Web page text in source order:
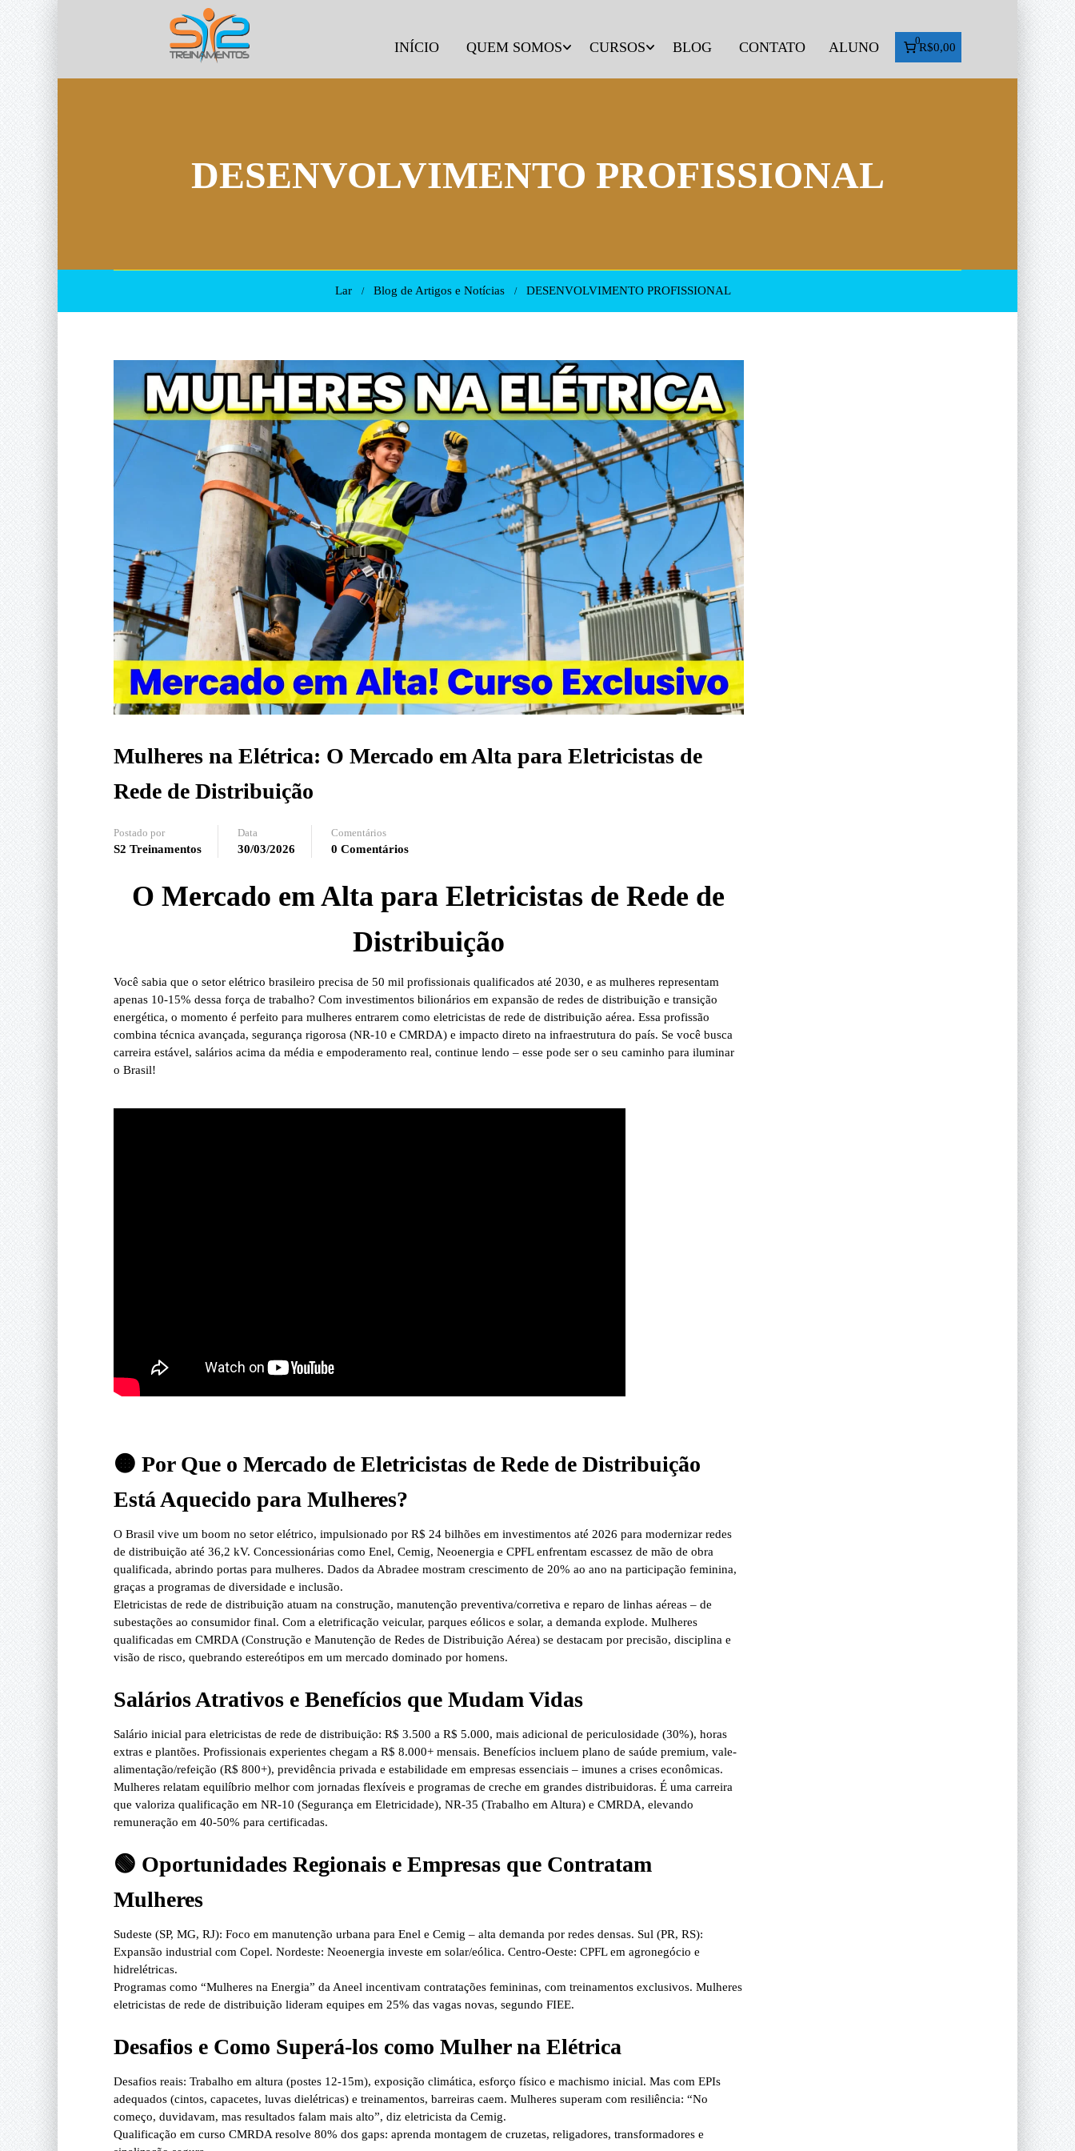
INÍCIO QUEM SOMOS CURSOS BLOG CONTATO ALUNO 0
R$0,00
DESENVOLVIMENTO PROFISSIONAL
Lar Blog de Artigos e Notícias DESENVOLVIMENTO PROFISSIONAL
Mulheres na Elétrica: O Mercado em Alta para Eletricistas de
Rede de Distribuição
Postado por
S2 Treinamentos
Data
30/03/2026
Comentários
0 Comentários
O Mercado em Alta para Eletricistas de Rede de
Distribuição
Você sabia que o setor elétrico brasileiro precisa de 50 mil profissionais qualificados até 2030, e as mulheres representam
apenas 10-15% dessa força de trabalho? Com investimentos bilionários em expansão de redes de distribuição e transição
energética, o momento é perfeito para mulheres entrarem como eletricistas de rede de distribuição aérea. Essa profissão
combina técnica avançada, segurança rigorosa (NR-10 e CMRDA) e impacto direto na infraestrutura do país. Se você busca
carreira estável, salários acima da média e empoderamento real, continue lendo – esse pode ser o seu caminho para iluminar
o Brasil!
🟠 Por Que o Mercado de Eletricistas de Rede de Distribuição
Está Aquecido para Mulheres?
O Brasil vive um boom no setor elétrico, impulsionado por R$ 24 bilhões em investimentos até 2026 para modernizar redes
de distribuição até 36,2 kV. Concessionárias como Enel, Cemig, Neoenergia e CPFLenfrentam escassez de mão de obra
qualificada, abrindo portas para mulheres. Dados da Abradee mostram crescimento de 20% ao ano na participação feminina,
graças a programas de diversidade e inclusão.
Eletricistas de rede de distribuição atuam na construção, manutenção preventiva/corretiva e reparo de linhas aéreas – de
subestações ao consumidor final. Com a eletrificação veicular, parques eólicos e solar, a demanda explode. Mulheres
qualificadas em CMRDA (Construção e Manutenção de Redes de Distribuição Aérea) se destacam por precisão, disciplina e
visão de risco, quebrando estereótipos em um mercado dominado por homens.
Salários Atrativos e Benefícios que Mudam Vidas
Salário inicial para eletricistas de rede de distribuição: R$ 3.500 a R$ 5.000, mais adicional de periculosidade (30%), horas
extras e plantões. Profissionais experientes chegam a R$ 8.000+ mensais. Benefícios incluem plano de saúde premium, vale-
alimentação/refeição (R$ 800+), previdência privada e estabilidade em empresas essenciais – imunes a crises econômicas.
Mulheres relatam equilíbrio melhor com jornadas flexíveis e programas de creche em grandes distribuidoras. É uma carreira
que valoriza qualificação em NR-10 (Segurança em Eletricidade), NR-35 (Trabalho em Altura) e CMRDA, elevando
remuneração em 40-50% para certificadas.
🟢 Oportunidades Regionais e Empresas que Contratam
Mulheres
Sudeste (SP, MG, RJ): Foco em manutenção urbana para Enel e Cemig – alta demanda por redes densas. Sul (PR, RS):
Expansão industrial com Copel. Nordeste: Neoenergia investe em solar/eólica. Centro-Oeste: CPFL em agronegócio e
hidrelétricas.
Programas como “Mulheres na Energia” da Aneel incentivam contratações femininas, com treinamentos exclusivos. Mulheres
eletricistas de rede de distribuição lideram equipes em 25% das vagas novas, segundo FIEE.
Desafios e Como Superá-los como Mulher na Elétrica
Desafios reais: Trabalho em altura (postes 12-15m), exposição climática, esforço físico e machismo inicial. Mas com EPIs
adequados (cintos, capacetes, luvas dielétricas) e treinamentos, barreiras caem. Mulheres superam com resiliência: “No
começo, duvidavam, mas resultados falam mais alto”, diz eletricista da Cemig.
Qualificação em curso CMRDA resolve 80% dos gaps: aprenda montagem de cruzetas, religadores, transformadores e